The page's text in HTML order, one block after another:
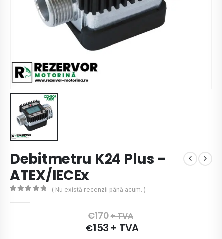
Debitmetru K24 Plus –
ATEX/IECEx
( Nu există recenzii până acum. )
€170+ TVA
€153 + TVA